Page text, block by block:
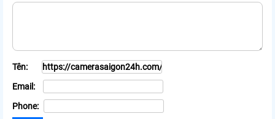
Tên:
Email:
Phone: